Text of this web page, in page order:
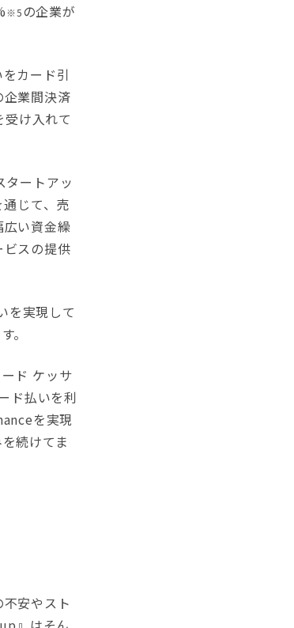
※5 の企業が
カード引
業間決済
け入れて
タートアッ
じて、売
い資金繰
スの提供
を実現して
。
ド ケッサ
ド払いを利
を実現
続けてま
安やスト